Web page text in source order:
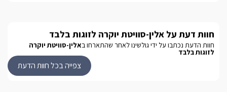
דק עץ וג'קוזי ספא רומנטי ומפנק הפונה אל הנוף המיוחד, מרפסת
ישיבה גדולה ונוחה, ריהוט גן, מיטות שיזוף, ערסל, מדשאת פיקניק
פסטורלית ולצידה מתקן ברביקיו לארוחות נפלאות, חנייה פרטית,
חוות דעת על אלין-סוויטת יוקרה לזוגות בלבד
חוות הדעת נכתבו על ידי גולשינו לאחר שהתארחו באלין-סוויטת יוקרה
לזוגות בלבד
צפייה בכל חוות הדעת